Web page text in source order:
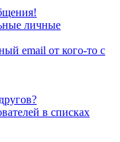
личные
email от кого-то с
в списках